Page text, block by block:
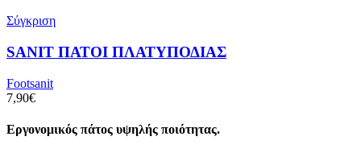
Σύγκριση
SANIT ΠΑΤΟΙ ΠΛΑΤΥΠΟΔΙΑΣ
Footsanit
7,90€
Εργονομικός πάτος υψηλής ποιότητας.